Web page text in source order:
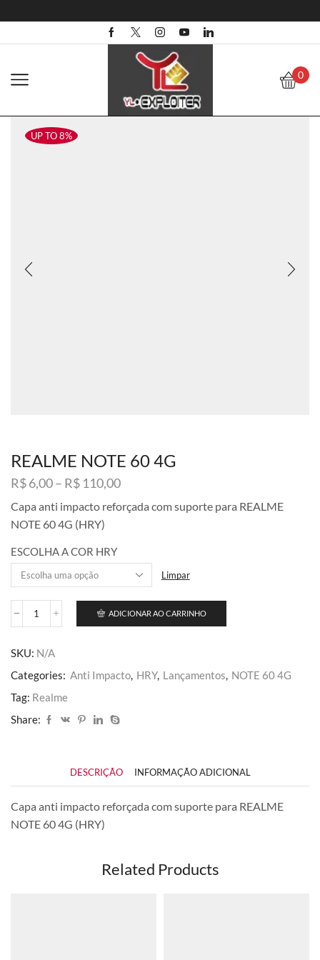
0
UP TO 8%
REALME NOTE 60 4G
R$6,00– R$ 110,00Faixa
preço:
Capa anti impacto reforçada com suporte para REALME
NOTE 60 4G (HRY)
ESCOLHA A COR HRY
Limpar
REALME
4G
quantidade
ADICIONAR AO CARRINHO
SKU: N/A
Categories: Anti Impacto, HRY, Lançamentos, NOTE 60 4G
Tag: Realme
Share:
DESCRIÇÃO INFORMAÇÃO ADICIONAL
Capa anti impacto reforçada com suporte para REALME
NOTE 60 4G (HRY)
Related Products